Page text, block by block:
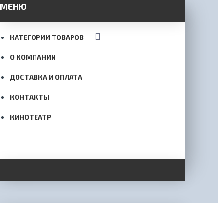
МЕНЮ
КАТЕГОРИИ ТОВАРОВ
О КОМПАНИИ
ДОСТАВКА И ОПЛАТА
КОНТАКТЫ
КИНОТЕАТР